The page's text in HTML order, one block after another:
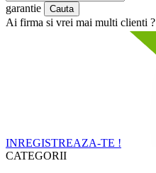
garantie
Ai firma si vrei mai multi clienti ?
INREGISTREAZA-TE !
CATEGORII